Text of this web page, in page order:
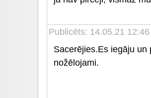
Publicēts: 14.05.21 12:46
Sacerējies.Es iegāju
nožēlojami.